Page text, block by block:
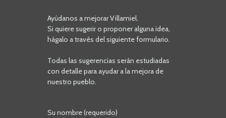
Ayúdanos a mejorar Villamiel.
Si quiere sugerir o proponer alguna idea,
hágalo a través del siguiente formulario.
Todas las sugerencias serán estudiadas
con detalle para ayudar a la mejora de
nuestro pueblo.
Su nombre (requerido)